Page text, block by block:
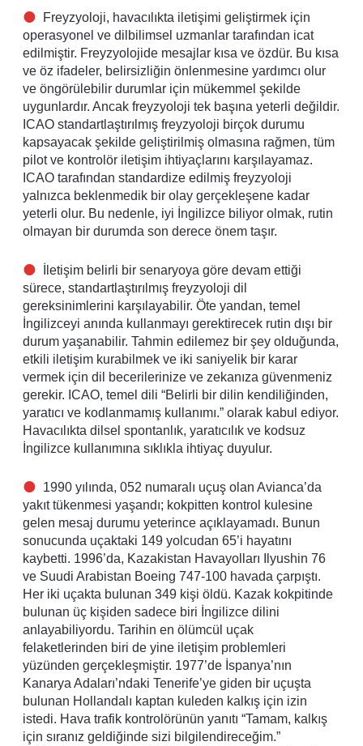
Freyzyoloji, havacılıkta iletişimi geliştirmek için
operasyonel ve dilbilimsel uzmanlar tarafından icat
edilmiştir. Freyzyolojide mesajlar kısa ve özdür. Bu kısa
ve öz ifadeler, belirsizliğin önlenmesine yardımcı olur
ve öngörülebilir durumlar için mükemmel şekilde
uygunlardır. Ancak freyzyoloji tek başına yeterli değildir.
ICAO standartlaştırılmış freyzyoloji birçok durumu
kapsayacak şekilde geliştirilmiş olmasına rağmen, tüm
pilot ve kontrolör iletişim ihtiyaçlarını karşılayamaz.
ICAO tarafından standardize edilmiş freyzyoloji
yalnızca beklenmedik bir olay gerçekleşene kadar
yeterli olur. Bu nedenle, iyi İngilizce biliyor olmak, rutin
olmayan bir durumda son derece önem taşır.
İletişim belirli bir senaryoya göre devam ettiği
sürece, standartlaştırılmış freyzyoloji dil
gereksinimlerini karşılayabilir. Öte yandan, temel
İngilizceyi anında kullanmayı gerektirecek rutin dışı bir
durum yaşanabilir. Tahmin edilemez bir şey olduğunda,
etkili iletişim kurabilmek ve iki saniyelik bir karar
vermek için dil becerilerinize ve zekanıza güvenmeniz
gerekir. ICAO, temel dili “Belirli bir dilin kendiliğinden,
yaratıcı ve kodlanmamış kullanımı.” olarak kabul ediyor.
Havacılıkta dilsel spontanlık, yaratıcılık ve kodsuz
İngilizce kullanımına sıklıkla ihtiyaç duyulur.
1990 yılında, 052 numaralı uçuş olan Avianca’da
yakıt tükenmesi yaşandı; kokpitten kontrol kulesine
gelen mesaj durumu yeterince açıklayamadı. Bunun
sonucunda uçaktaki 149 yolcudan 65’i hayatını
kaybetti. 1996’da, Kazakistan Havayolları Ilyushin 76
ve Suudi Arabistan Boeing 747-100 havada çarpıştı.
Her iki uçakta bulunan 349 kişi öldü. Kazak kokpitinde
bulunan üç kişiden sadece biri İngilizce dilini
anlayabiliyordu. Tarihin en ölümcül uçak
felaketlerinden biri de yine iletişim problemleri
yüzünden gerçekleşmiştir. 1977’de İspanya’nın
Kanarya Adaları’ndaki Tenerife’ye giden bir uçuşta
bulunan Hollandalı kaptan kuleden kalkış için izin
istedi. Hava trafik kontrolörünün yanıtı “Tamam, kalkış
için sıranız geldiğinde sizi bilgilendireceğim.”